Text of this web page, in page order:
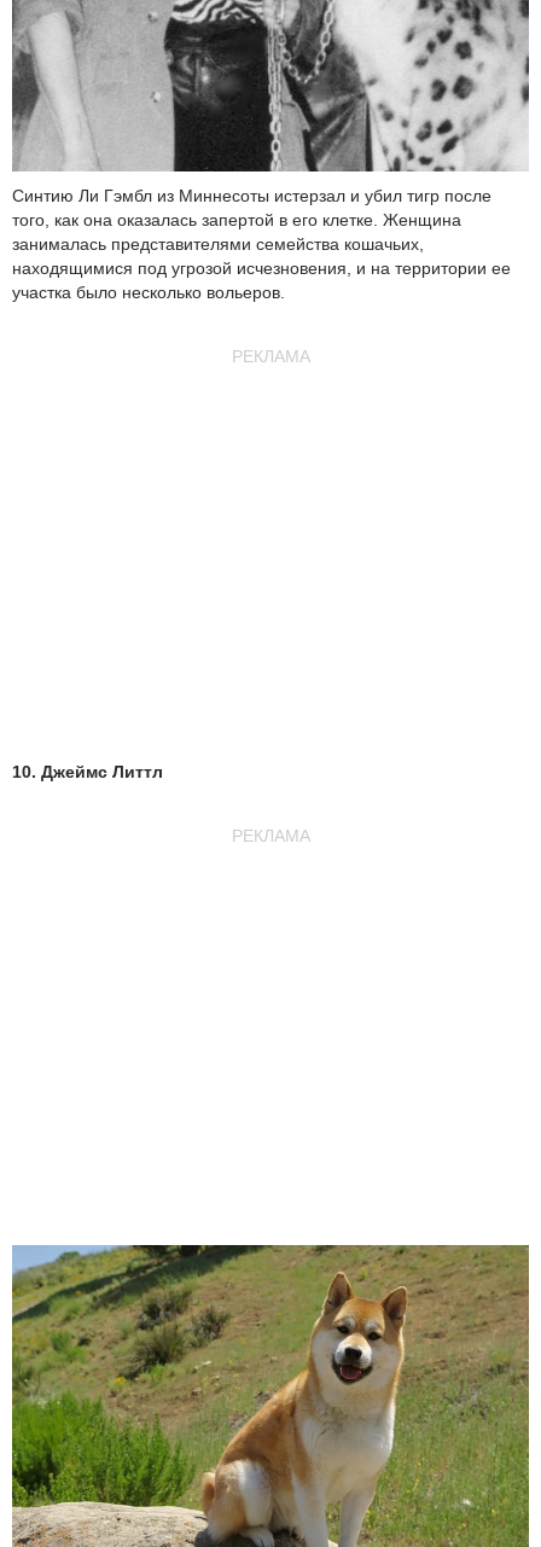
Синтию Ли Гэмбл из Миннесоты истерзал и убил тигр после
того, как она оказалась запертой в его клетке. Женщина
занималась представителями семейства кошачьих,
находящимися под угрозой исчезновения, и на территории ее
участка было несколько вольеров.
РЕКЛАМА
10. Джеймс Литтл
РЕКЛАМА